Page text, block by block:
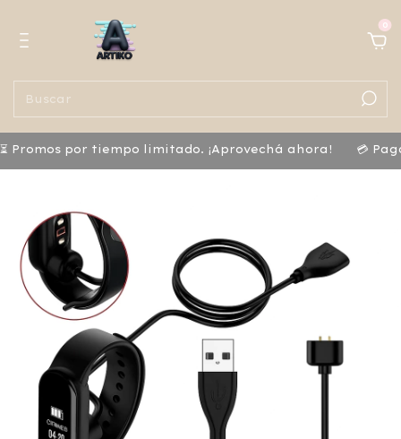
0
por tiempo limitado. ¡Aprovechá ahora! 💳 Pagá con